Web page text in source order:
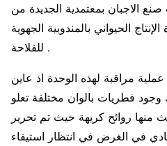
الاجبان بمعتمدية الجديدة من
الحيواني بالمندوبية الجهوية
للفلاحة .
مراقبة لهذه الوحدة اذ عاين
فطريات بالوان مختلفة تعلو
منها روائح كريهة حيث تم تحرير
في الغرض في انتظار استيفاء